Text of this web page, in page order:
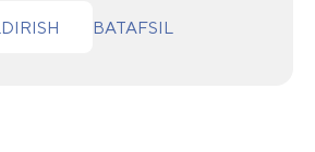
BATAFSIL